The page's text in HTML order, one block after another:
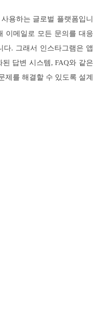
용하는 글로벌 플랫폼입니
이메일로 모든 문의를 대응
다. 그래서 인스타그램은 앱
답변 시스템, FAQ와 같은
제를 해결할 수 있도록 설계